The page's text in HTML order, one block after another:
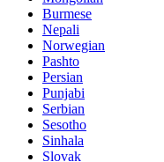
Burmese
Nepali
Norwegian
Pashto
Persian
Punjabi
Serbian
Sesotho
Sinhala
Slovak